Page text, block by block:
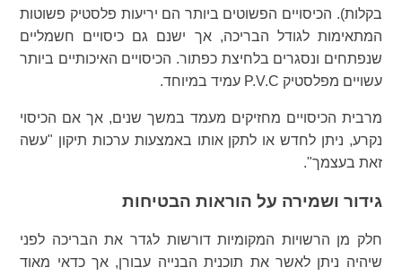
בקלות). הכיסויים הפשוטים ביותר הם יריעות פלסטיק פשוטות
המתאימות לגודל הבריכה, אך ישנם גם כיסויים חשמליים
שנפתחים ונסגרים בלחיצת כפתור. הכיסויים האיכותיים ביותר
עשויים מפלסטיק P.V.C עמיד במיוחד.
מרבית הכיסויים מחזיקים מעמד במשך שנים, אך אם הכיסוי
נקרע, ניתן לחדש או לתקן אותו באמצעות ערכות תיקון "עשה
זאת בעצמך".
גידור ושמירה על הוראות הבטיחות
חלק מן הרשויות המקומיות דורשות לגדר את הבריכה לפני
שיהיה ניתן לאשר את תוכנית הבנייה עבורן, אך כדאי מאוד